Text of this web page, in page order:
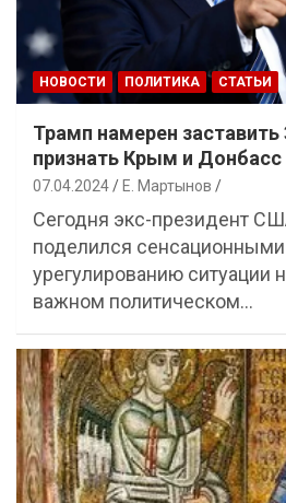
НОВОСТИ ПОЛИТИКА СТАТЬИ
Трамп намерен заставить
признать Крым и Донбасс
07.04.2024 Е. Мартынов
Сегодня экс-президент
поделился
урегулированию ситуации
важном политическом…